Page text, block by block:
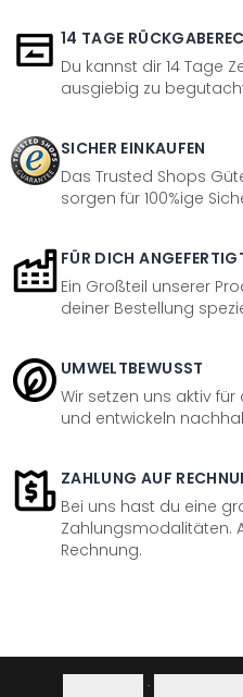
14 TAGE
Du kannst dir 14 Tage
ausgiebig zu
SICHER EINKAUFEN
Das Trusted Shops
sorgen für 100%ige
FÜR DICH
Ein Großteil unserer
deiner Bestellung
UMWELTBEWUSST
Wir setzen uns aktiv
und entwickeln
ZAHLUNG AUF
Bei uns hast du eine
Zahlungsmodalitäten.
Rechnung.
·